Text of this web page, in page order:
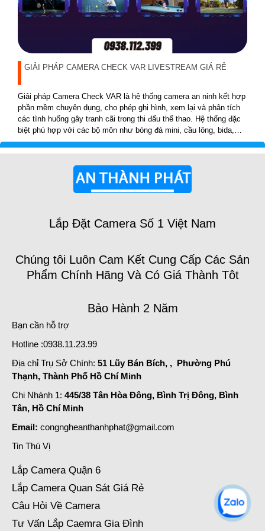
GIẢI PHÁP CAMERA CHECK VAR LIVESTREAM GIÁ RẺ
Giải pháp Camera Check VAR là hệ thống camera an ninh kết hợp
phần mềm chuyên dụng, cho phép ghi hình, xem lại và phân tích
các tình huống gây tranh cãi trong thi đấu thể thao. Hệ thống đặc
biệt phù hợp với các bộ môn như bóng đá mini, cầu lông, bida,
pickleball, tennis…
Lắp Đặt Camera Số 1 Việt Nam
Chúng tôi Luôn Cam Kết Cung Cấp Các Sản
Phẩm Chính Hãng Và Có Giá Thành Tôt
Bảo Hành 2 Năm
Bạn cần hỗ trợ
Hotline :0938.11.23.99
Địa chỉ Trụ Sở Chính: 51 Lũy Bán Bích, , Phường Phú
Thạnh, Thành Phố Hồ Chí Minh
Chi Nhánh 1: 445/38 Tân Hòa Đông, Bình Trị Đông, Bình
Tân, Hồ Chí Minh
Email: congngheanthanhphat@gmail.com
Tin Thú Vị
Lắp Camera Quận 6
Lắp Camera Quan Sát Giá Rẻ
Câu Hỏi Về Camera
Tư Vấn Lắp Caemra Gia Đình